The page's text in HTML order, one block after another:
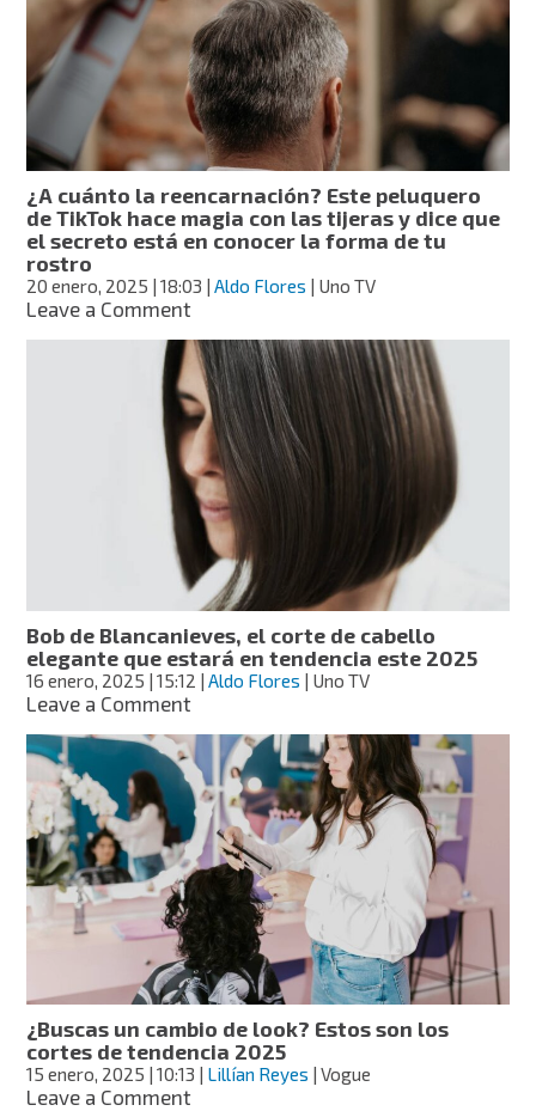
reinará
en
2025
¿A cuánto la reencarnación? Este peluquero
de TikTok hace magia con las tijeras y dice que
el secreto está en conocer la forma de tu
rostro
20 enero, 2025 | 18:03 |Aldo Flores | Uno TV
Leave a Commenton
cuánto
la
reencarnación?
Este
peluquero
de
TikTok
hace
magia
con
las
tijeras
y
dice
que
secreto
está
en
conocer
la
forma
de
tu
rostro
Bob de Blancanieves, el corte de cabello
elegante que estará en tendencia este 2025
16 enero, 2025 | 15:12 |Aldo Flores | Uno TV
Leave a Commenton
de
Blancanieves,
el
corte
de
cabello
elegante
que
estará
en
tendencia
este
2025
¿Buscas un cambio de look? Estos son los
cortes de tendencia 2025
15 enero, 2025 | 10:13 Lillían Reyes | Vogue
Leave a Commenton